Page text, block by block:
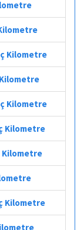
Kilometre
Kilometre
Kilometre
Kilometre
Kilometre
Kilometre